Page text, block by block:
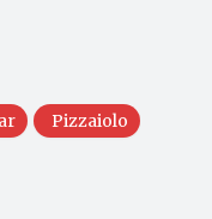
Pizzaiolo